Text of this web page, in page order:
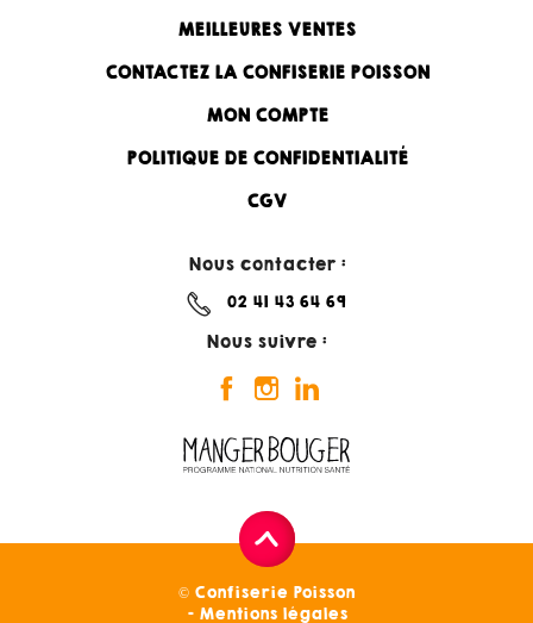
MEILLEURES VENTES
CONTACTEZ LA CONFISERIE POISSON
MON COMPTE
POLITIQUE DE CONFIDENTIALITÉ
CGV
Nous contacter :
02 41 43 64 69
Nous suivre :
© Confiserie Poisson
Mentions légales